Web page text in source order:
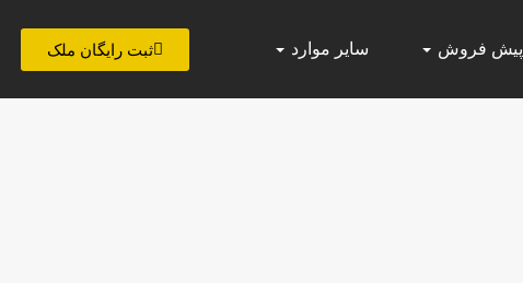
پیش فروش سایر موارد ثبت رایگان ملک